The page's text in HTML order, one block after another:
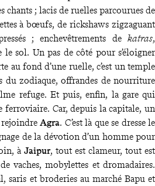
chants ; lacis de ruelles parcourues de
à bœufs, de rickshaws zigzaguant
; enchevêtrements de katras,
le sol. Un pas de côté pour s’éloigner
au fond d’une ruelle, c’est un temple
du zodiaque, offrandes de nourriture
refuge. Et puis, enfin, la gare qui
ferroviaire. Car, depuis la capitale, un
Agra. C’est là que se dresse le
de la dévotion d’un homme pour
à Jaipur, tout est clameur, tout est
vaches, mobylettes et dromadaires.
saris et broderies au marché Bapu et